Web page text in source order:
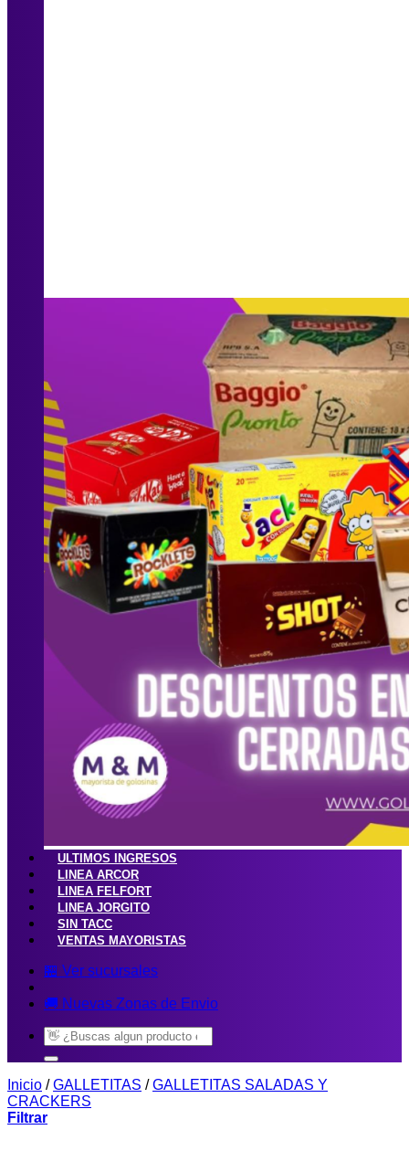
ULTIMOS INGRESOS
LINEA ARCOR
LINEA FELFORT
LINEA JORGITO
SIN TACC
VENTAS MAYORISTAS
🏪 Ver sucursales
🚚 Nuevas Zonas de Envio
Buscar
por:
Inicio / GALLETITAS / GALLETITAS SALADAS Y
CRACKERS
Filtrar